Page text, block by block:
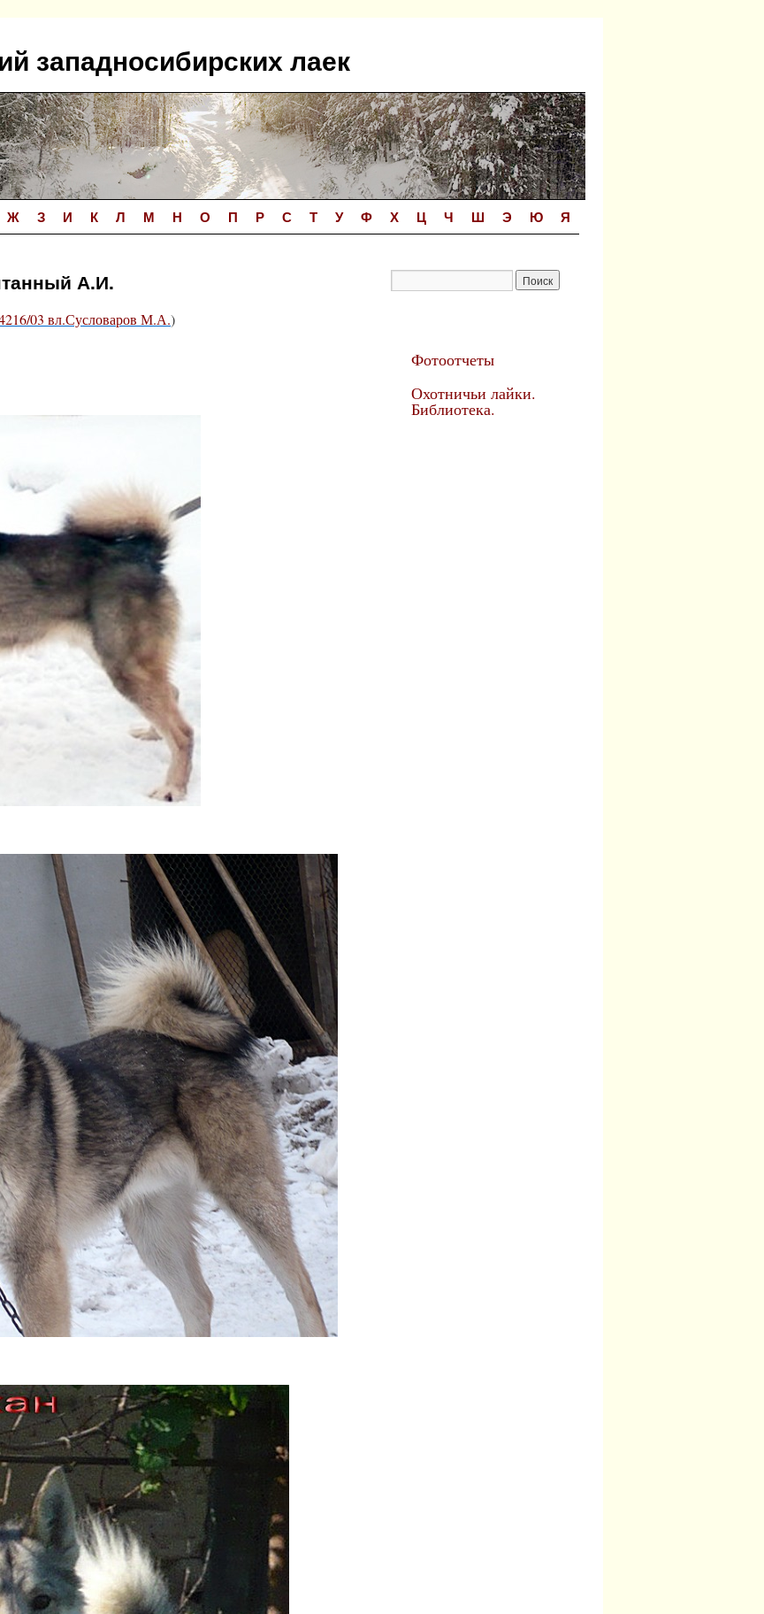
западносибирских лаек
Ж З И К Л М Н О П Р С Т У Ф Х Ц Ч Ш Э Ю Я
А.И.
03 вл.Сусловаров М.А.)
Фотоотчеты
Охотничьи лайки.
Библиотека.